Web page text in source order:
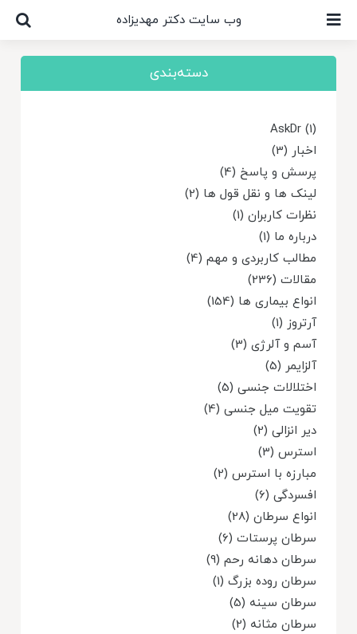
Skip
content
وب سایت دکتر مهدیزاده
دسته‌بندی
AskDr (1)
اخبار (3)
پرسش و پاسخ (4)
لینک ها و نقل قول ها (2)
نظرات کاربران (1)
درباره ما (1)
مطالب کاربردی و مهم (4)
مقالات (236)
انواع بیماری ها (154)
آرتروز (1)
آسم و آلرژی (3)
آلزایمر (5)
اختلالات جنسی (5)
تقویت میل جنسی (4)
دیر انزالی (2)
استرس (3)
مبارزه با استرس (2)
افسردگی (6)
انواع سرطان (28)
سرطان پرستات (6)
سرطان دهانه رحم (9)
سرطان روده بزرگ (1)
سرطان سینه (5)
سرطان مثانه (2)